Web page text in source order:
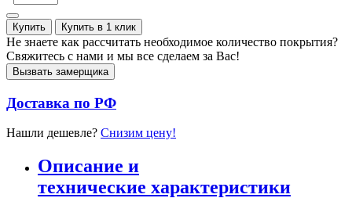
Купить Купить в 1 клик
Не знаете как рассчитать необходимое количество покрытия?
Свяжитесь с нами и мы все сделаем за Вас!
Вызвать замерщика
Доставка по РФ
Нашли дешевле? Снизим цену!
Описание и
технические характеристики